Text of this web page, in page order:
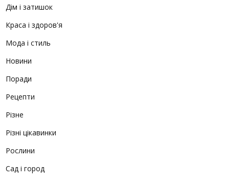
Дім і затишок
Краса і здоров'я
Мода і стиль
Новини
Поради
Рецепти
Різне
Різні цікавинки
Рослини
Сад і город